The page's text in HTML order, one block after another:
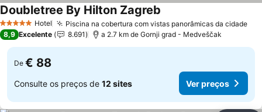
5 Estrelas Hotel Piscina na cobertura com vistas panorâmicas da cidade
Doubletree By Hilton Zagreb
8,9 Excelente 8.691 a 2.7 km de Gornji grad - Medveščak
De € 88
Consulte os preços de 12 sites Ver preços